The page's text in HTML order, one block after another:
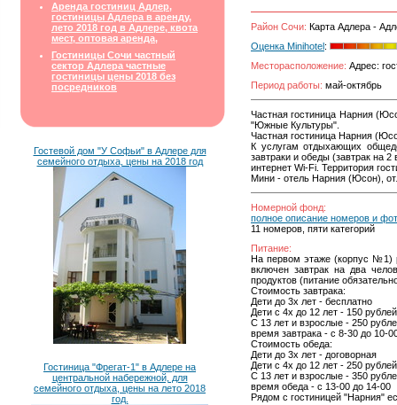
Аренда гостиниц Адлер,
гостиницы Адлера в аренду,
лето 2018 год в Адлере, квота
мест, оптовая аренда,
Гостиницы Сочи частный
сектор Адлера частные
гостиницы цены 2018 без
посредников
Гостевой дом "У Софьи" в Адлере для
семейного отдыха, цены на 2018 год
Гостиница "Фрегат-1" в Адлере на
центральной набережной, для
семейного отдыха, цены на лето 2018
год.
Район Сочи: Карта Адлера -
Оценка Minihotel:
Месторасположение: Адрес:
Период работы: май-октябрь
Частная гостиница Нарния
"Южные Культуры".
Частная гостиница Нарния
К услугам отдыхающих
завтраки и обеды (завтрак на
интернет Wi-Fi. Территория
Мини - отель Нарния (Юсон),
Номерной фонд:
полное описание номеров и
11 номеров, пяти категорий
Питание:
На первом этаже (корпус №1)
включен завтрак на два
продуктов (питание
Стоимость завтрака:
Дети до 3х лет - бесплатно
Дети с 4х до 12 лет - 150 рублей
С 13 лет и взрослые - 250
время завтрака - с 8-30 до 10-
Стоимость обеда:
Дети до 3х лет - договорная
Дети с 4х до 12 лет - 250 рублей
С 13 лет и взрослые - 350
время обеда - с 13-00 до 14-00
Рядом с гостиницей "Нарния"